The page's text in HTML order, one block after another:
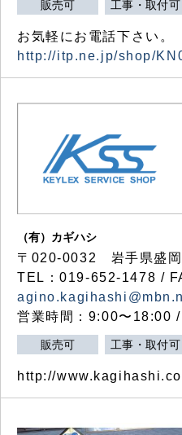
販売可 工事・取付可
お気軽にお電話下さい。
http://itp.ne.jp/shop/
（有）カギハシ
〒020-0032 岩手県盛
TEL：019-652-1478 /
営業時間：9:00〜18:00 /
販売可 工事・取付可
http://